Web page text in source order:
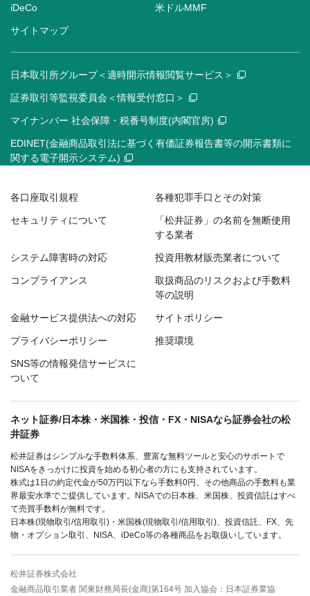
iDeCo 米ドルMMF
サイトマップ
日本取引所グループ＜適時開示情報閲覧サービス＞
証券取引等監視委員会＜情報受付窓口＞
マイナンバー 社会保障・税番号制度(内閣官房)
EDINET(金融商品取引法に基づく有価証券報告書等の開示書類に
関する電子開示システム)
各口座取引規程 各種犯罪手口とその対策
セキュリティについて
「松井証券」の名前を無断使用
する業者
システム障害時の対応 投資用教材販売業者について
コンプライアンス
取扱商品のリスクおよび手数料
等の説明
金融サービス提供法への対応 サイトポリシー
プライバシーポリシー 推奨環境
SNS等の情報発信サービスに
ついて
ネット証券/日本株・米国株・投信・FX・NISAなら証券会社の松
井証券
松井証券はシンプルな手数料体系、豊富な無料ツールと安心のサポートで
NISAをきっかけに投資を始める初心者の方にも支持されています。
株式は1日の約定代金が50万円以下なら手数料0円、その他商品の手数料も業
界最安水準でご提供しています。NISAでの日本株、米国株、投資信託はすべ
て売買手数料が無料です。
日本株(現物取引/信用取引)・米国株(現物取引/信用取引)、投資信託、FX、先
物・オプション取引、NISA、iDeCo等の各種商品をお取扱いしています。
松井証券株式会社
金融商品取引業者 関東財務局長(金商)第164号 加入協会：日本証券業協